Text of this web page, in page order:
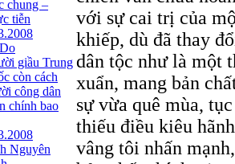
chung –
tiễn
giầu Trung
còn cách
công dân
chính bao
Nguyên
với sự cai trị của
khiếp, dù đã thay
dân tộc như là một
xuẩn, mang bản
sự vừa quê mùa,
thiếu điều kiêu
vâng tôi nhấn